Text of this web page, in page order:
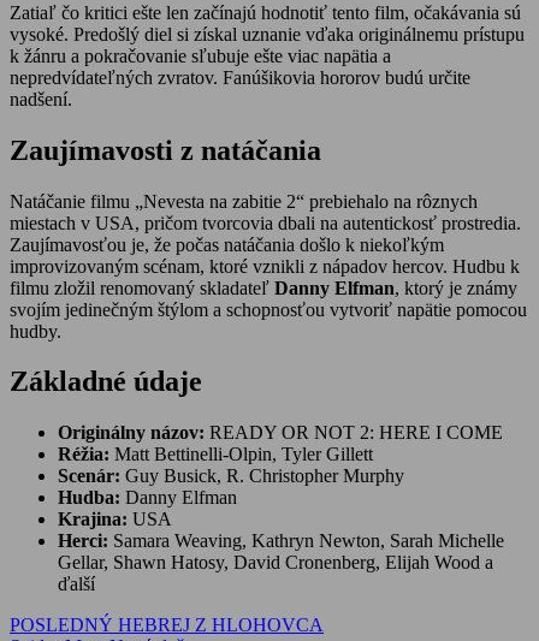
Zatiaľ čo kritici ešte len začínajú hodnotiť tento film, očakávania sú
vysoké. Predošlý diel si získal uznanie vďaka originálnemu prístupu
k žánru a pokračovanie sľubuje ešte viac napätia a
nepredvídateľných zvratov. Fanúšikovia hororov budú určite
nadšení.
Zaujímavosti z natáčania
Natáčanie filmu „Nevesta na zabitie 2“ prebiehalo na rôznych
miestach v USA, pričom tvorcovia dbali na autentickosť prostredia.
Zaujímavosťou je, že počas natáčania došlo k niekoľkým
improvizovaným scénam, ktoré vznikli z nápadov hercov. Hudbu k
filmu zložil renomovaný skladateľ Danny Elfman, ktorý je známy
svojím jedinečným štýlom a schopnosťou vytvoriť napätie pomocou
hudby.
Základné údaje
Originálny názov: READY OR NOT 2: HERE I COME
Réžia: Matt Bettinelli-Olpin, Tyler Gillett
Scenár: Guy Busick, R. Christopher Murphy
Hudba: Danny Elfman
Krajina: USA
Herci: Samara Weaving, Kathryn Newton, Sarah Michelle
Gellar, Shawn Hatosy, David Cronenberg, Elijah Wood a
ďalší
Navigácia
Previous
POSLEDNÝ HEBREJ Z HLOHOVCA